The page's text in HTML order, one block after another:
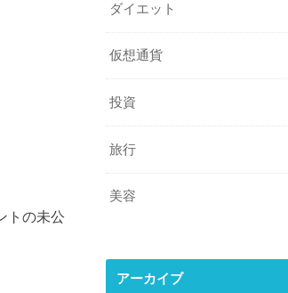
トの未公
ダイエット
仮想通貨
投資
旅行
美容
アーカイブ